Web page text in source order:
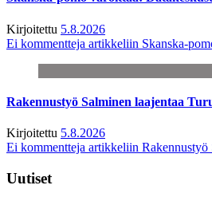
Kirjoitettu 5.8.2026
Ei kommentteja artikkeliin Skanska-
Rakennustyö Salminen laajentaa
Kirjoitettu 5.8.2026
Ei kommentteja artikkeliin Rakennustyö
Uutiset